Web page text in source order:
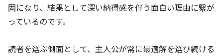
固になり、結果として深い納得感を伴う面白い理由に繋が
っているのです。
読者を選ぶ側面として、主人公が常に最適解を選び続ける